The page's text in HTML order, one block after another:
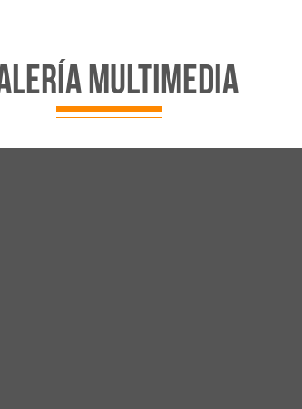
multimedia